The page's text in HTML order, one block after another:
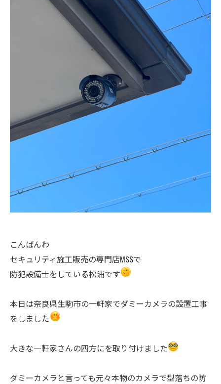
こんばんわ
セキュリティ施工販売の専門店MSSで
防犯設備士をしている松浦です
本日は奈良県生駒市の一軒家でダミーカメラの設置工事
をしました
大きな一軒家さんの四方にを取り付けました
ダミーカメラと言っても元々本物のカメラで型落ちの防